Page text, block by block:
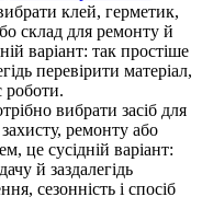
клей, герметик,
склад для ремонту й
варіант: так простіше
перевірити матеріал,
роботи.
вибрати засіб для
ремонту або
це сусідній варіант:
й заздалегідь
сезонність і спосіб